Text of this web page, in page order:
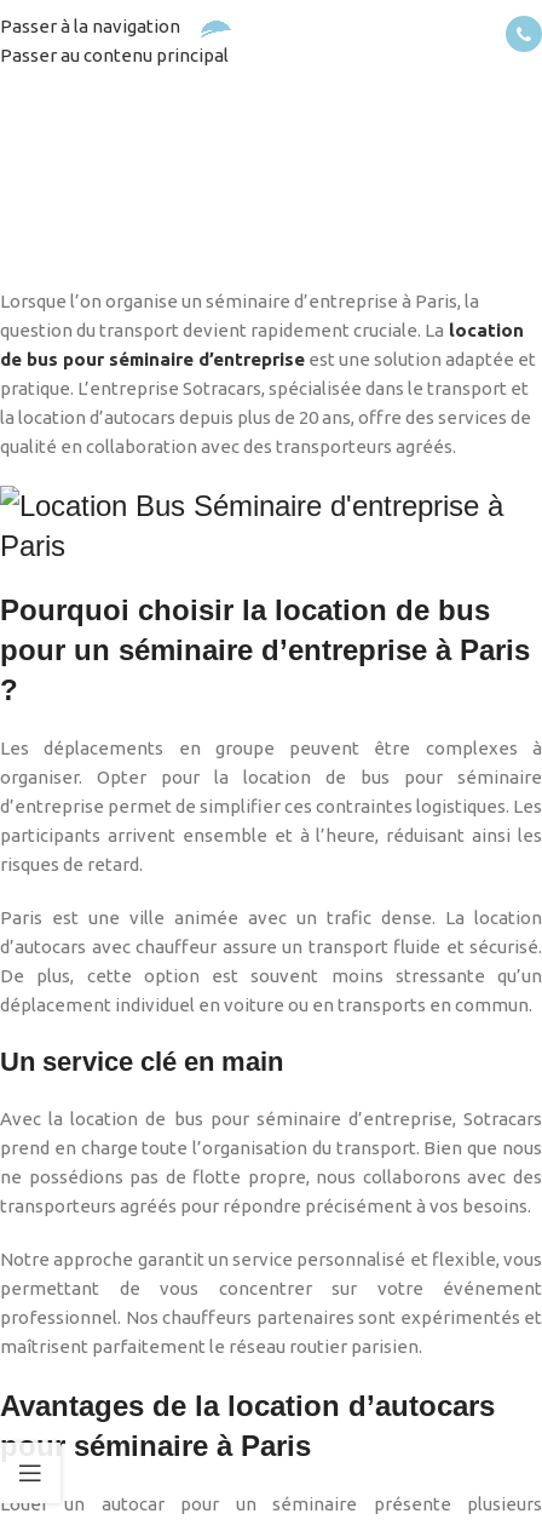
Passer à la navigation
Passer au contenu principal
MENU
Lorsque l’on organise un séminaire d’entreprise à Paris, la
question du transport devient rapidement cruciale. La location
de bus pour séminaire d’entreprise est une solution adaptée et
pratique. L’entreprise Sotracars, spécialisée dans le transport et
la location d’autocars depuis plus de 20 ans, offre des services de
qualité en collaboration avec des transporteurs agréés.
Pourquoi choisir la location de bus
pour un séminaire d’entreprise à Paris
?
Les déplacements en groupe peuvent être complexes à
organiser. Opter pour la location de bus pour séminaire
d’entreprise permet de simplifier ces contraintes logistiques. Les
participants arrivent ensemble et à l’heure, réduisant ainsi les
risques de retard.
Paris est une ville animée avec un trafic dense. La location
d’autocars avec chauffeur assure un transport fluide et sécurisé.
De plus, cette option est souvent moins stressante qu’un
déplacement individuel en voiture ou en transports en commun.
Un service clé en main
Avec la location de bus pour séminaire d’entreprise, Sotracars
prend en charge toute l’organisation du transport. Bien que nous
ne possédions pas de flotte propre, nous collaborons avec des
transporteurs agréés pour répondre précisément à vos besoins.
Notre approche garantit un service personnalisé et flexible, vous
permettant de vous concentrer sur votre événement
professionnel. Nos chauffeurs partenaires sont expérimentés et
maîtrisent parfaitement le réseau routier parisien.
Avantages de la location d’autocars
pour séminaire à Paris
Louer un autocar pour un séminaire présente plusieurs